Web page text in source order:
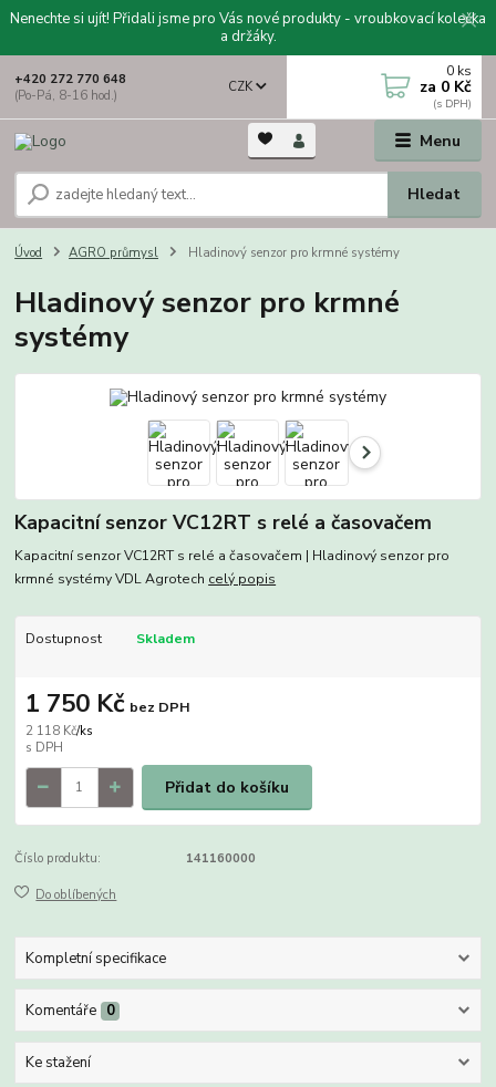
Nenechte si ujít! Přidali jsme pro Vás nové produkty - vroubkovací kolečka
a držáky.
Menu
CZK
Hledat
+420 272 770 648
(Po-Pá, 8-16 hod.)
0 ks
za 0 Kč
Úvod AGRO průmysl Hladinový senzor pro krmné systémy
Hladinový senzor pro krmné
systémy
Kapacitní senzor VC12RT s relé a časovačem
Kapacitní senzor VC12RT s relé a časovačem | Hladinový senzor pro
krmné systémy VDL Agrotech celý popis
Dostupnost Skladem
2 118 Kč/ks
1 750 Kč bez DPH
Přidat do košíku
Číslo produktu: 141160000
Do oblíbených
Kompletní specifikace
Komentáře 0
Ke stažení